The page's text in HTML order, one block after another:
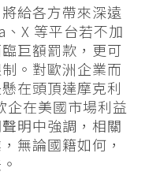
給各方帶來深遠
X 等平台若不加
巨額罰款，更可
。對歐洲企業而
在頭頂達摩克利
在美國市場利益
明中強調，相關
無論國籍如何，